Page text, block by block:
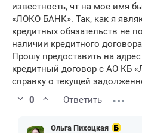
известность, чт на мое имя
«ЛОКО БАНК». Так, как я
кредитных обязательств не
наличии кредитного
Прошу предоставить на
кредитный договор с АО КБ
справку о текущей
0
Ответить
Ольга Пихоцкая